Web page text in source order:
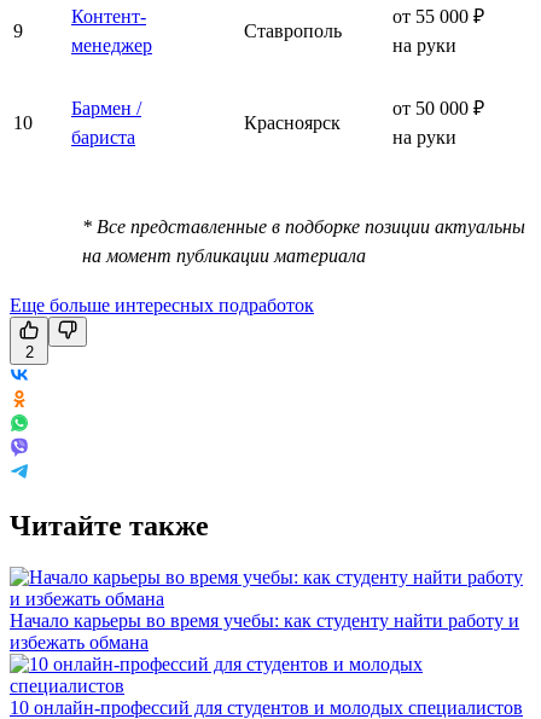
9
Контент-
менеджер
Ставрополь
от 55 000 ₽
на руки
10
Бармен /
бариста
Красноярск
от 50 000 ₽
на руки
* Все представленные в подборке позиции актуальны
на момент публикации материала
Еще больше интересных подработок
2
Читайте также
Начало карьеры во время учебы: как студенту найти работу и
избежать обмана
10 онлайн-профессий для студентов и молодых специалистов